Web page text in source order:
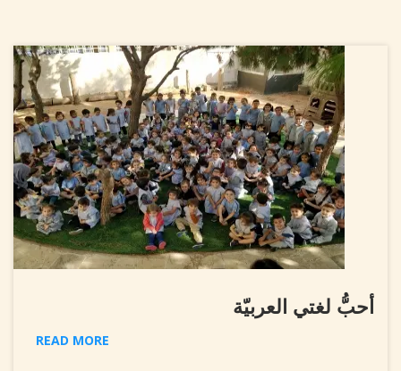
أحبُّ لغتي العربيّة
READ MORE